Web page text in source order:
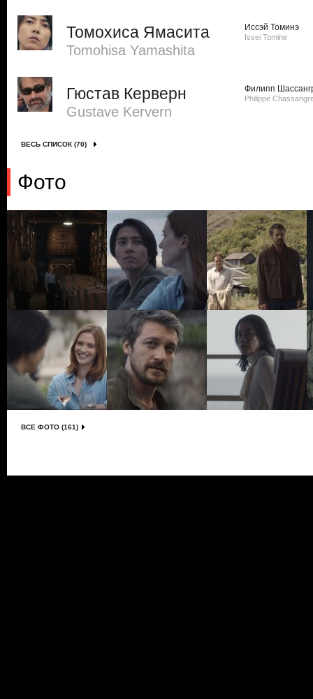
Томохиса Ямасита
Tomohisa Yamashita
Иссэй Томинэ
Issei Tomine
Гюстав Керверн
Gustave Kervern
Филипп
Philippe
ВЕСЬ СПИСОК (70)
Фото
ВСЕ ФОТО (161)